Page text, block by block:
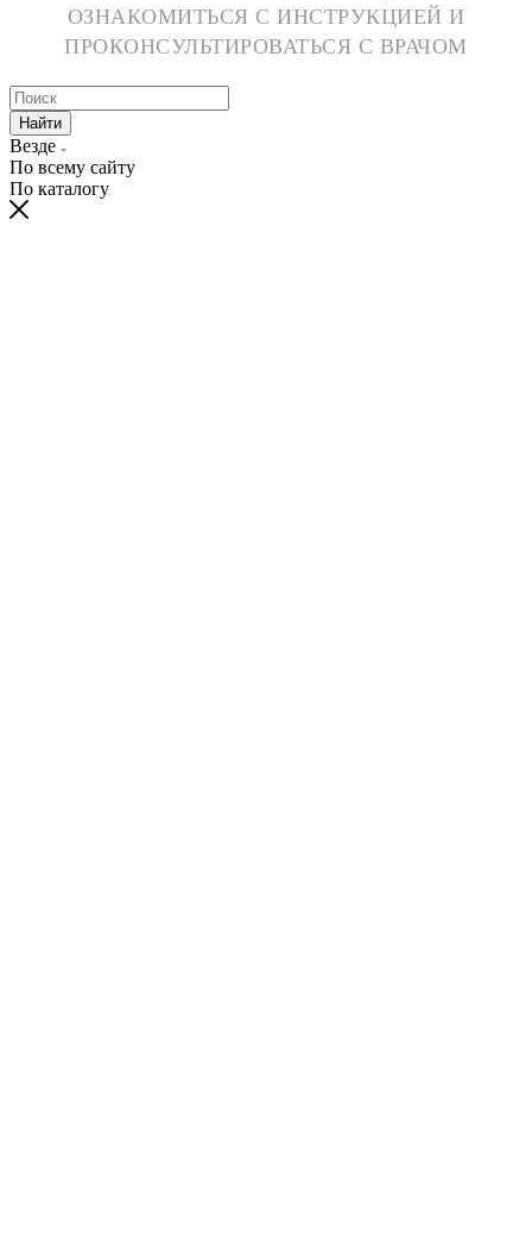
ОЗНАКОМИТЬСЯ С ИНСТРУКЦИЕЙ И
ПРОКОНСУЛЬТИРОВАТЬСЯ С ВРАЧОМ
Найти
Везде
По всему сайту
По каталогу